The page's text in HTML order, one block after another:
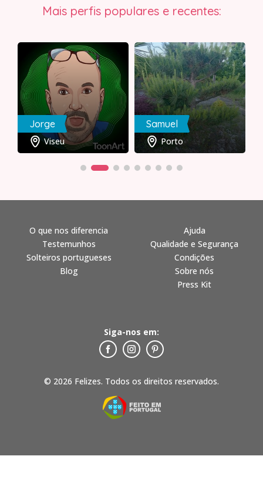
Mais perfis populares e recentes:
Jorge
Viseu
Samuel
Porto
© 2026 Felizes. Todos os direitos reservados.
O que nos diferencia
Testemunhos
Solteiros portugueses
Blog
Ajuda
Qualidade e Segurança
Condições
Sobre nós
Press Kit
Siga-nos em: